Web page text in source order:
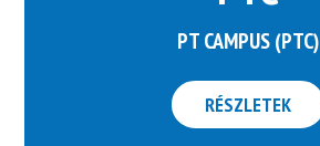
PT CAMPUS (PTC)
RÉSZLETEK